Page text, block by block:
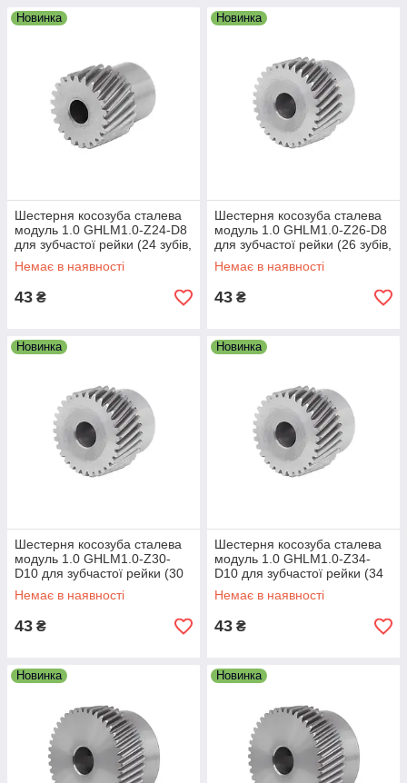
Новинка
Шестерня косозуба сталева
модуль 1.0 GHLM1.0-Z24-D8
для зубчастої рейки (24 зубів,
діам. 8 мм)
Немає в наявності
43 ₴
Новинка
Шестерня косозуба сталева
модуль 1.0 GHLM1.0-Z26-D8
для зубчастої рейки (26 зубів,
діам. 8 мм)
Немає в наявності
43 ₴
Новинка
Шестерня косозуба сталева
модуль 1.0 GHLM1.0-Z30-
D10 для зубчастої рейки (30
зубів, діам. 15 мм)
Немає в наявності
43 ₴
Новинка
Шестерня косозуба сталева
модуль 1.0 GHLM1.0-Z34-
D10 для зубчастої рейки (34
зубів, діам. 10 мм)
Немає в наявності
43 ₴
Новинка Новинка